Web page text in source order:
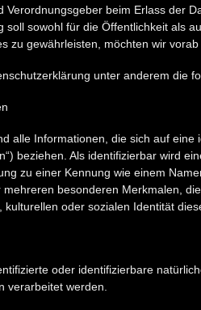
Verordnungsgeber beim Erlass der
soll sowohl für die Öffentlichkeit als
zu gewährleisten, möchten wir
unter anderem die
alle Informationen, die sich auf
beziehen. Als identifizierbar wird
zu einer Kennung wie einem
besonderen Merkmalen,
kulturellen oder sozialen Identität
oder identifizierbare
verarbeitet werden.